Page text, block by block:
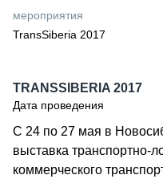
СПЕЦПРОЕКТЫ
СТАТЬИ ПО
мероприятия
TransSiberia 2017
TRANSSIBERIA 2017
Дата проведения
С 24 по 27 мая в
выставка транспортно-
коммерческого